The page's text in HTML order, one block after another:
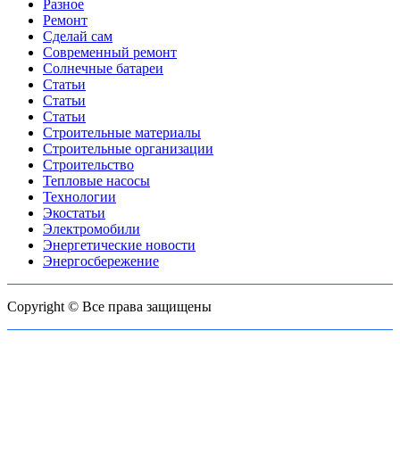
Разное
Ремонт
Сделай сам
Современный ремонт
Солнечные батареи
Статьи
Статьи
Статьи
Строительные материалы
Строительные организации
Строительство
Тепловые насосы
Технологии
Экостатьи
Электромобили
Энергетические новости
Энергосбережение
Copyright © Все права защищены